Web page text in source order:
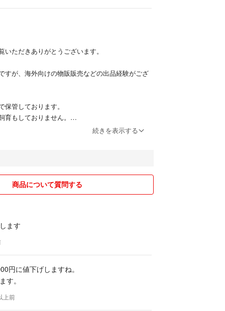
いただきありがとうございます。
すが、海外向けの物販販売などの出品経験がござ
管しております。
育もしておりません。
と思いますが、お互い気持ちの良いお取引ができ
。
にコメントください。
り、返信が少し遅くなることもございます。出来
がけます。
日にちをいただくこともありますので、お急ぎの
ます。
続きを表示する
商品について質問する
ます
円に値下げしますね。
す。
上前